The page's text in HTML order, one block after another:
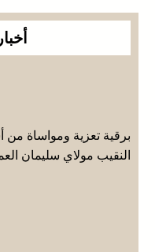
برقية تعزية ومواساة من
النقيب مولاي سليمان